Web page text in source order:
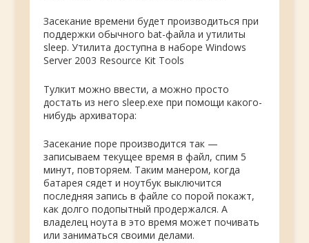
Засекание времени будет производиться при
поддержки обычного bat-файла и утилиты
sleep. Утилита доступна в наборе Windows
Server 2003 Resource Kit Tools
Тулкит можно ввести, а можно просто
достать из него sleep.exe при помощи какого-
нибудь архиватора:
Засекание поре производится так —
записываем текущее время в файл, спим 5
минут, повторяем. Таким манером, когда
батарея сядет и ноутбук выключится
последняя запись в файле со порой покажт,
как долго подопытный продержался. А
владелец ноута в это время может почивать
или заниматься своими делами.